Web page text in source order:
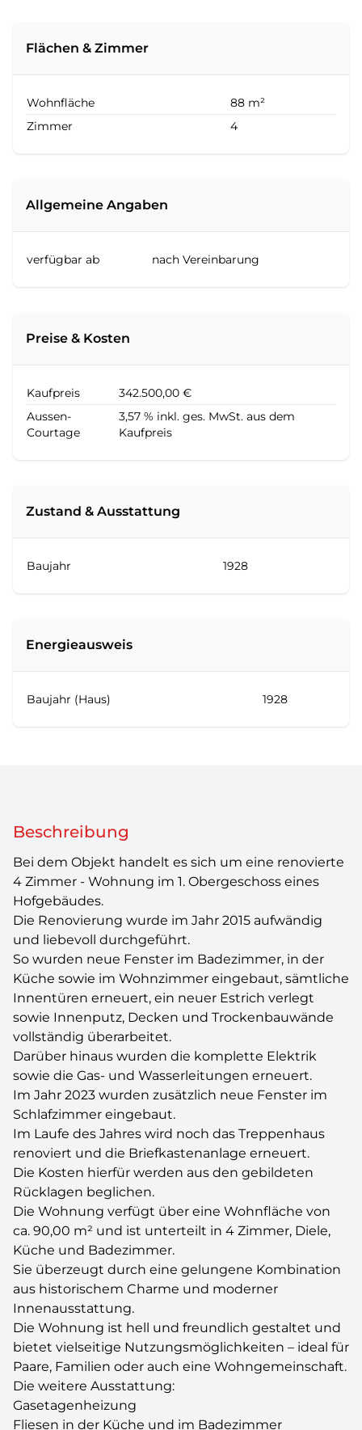
Flächen & Zimmer
Wohnfläche
88 m²
Zimmer
4
Allgemeine Angaben
verfügbar ab nach Vereinbarung
Preise & Kosten
Kaufpreis
342.500,00 €
Aussen-
Courtage
3,57 % inkl. ges. MwSt. aus dem
Kaufpreis
Zustand & Ausstattung
Baujahr 1928
Energieausweis
Baujahr (Haus) 1928
Beschreibung
Bei dem Objekt handelt es sich um eine renovierte
4 Zimmer - Wohnung im 1. Obergeschoss eines
Hofgebäudes.
Die Renovierung wurde im Jahr 2015 aufwändig
und liebevoll durchgeführt.
So wurden neue Fenster im Badezimmer, in der
Küche sowie im Wohnzimmer eingebaut, sämtliche
Innentüren erneuert, ein neuer Estrich verlegt
sowie Innenputz, Decken und Trockenbauwände
vollständig überarbeitet.
Darüber hinaus wurden die komplette Elektrik
sowie die Gas- und Wasserleitungen erneuert.
Im Jahr 2023 wurden zusätzlich neue Fenster im
Schlafzimmer eingebaut.
Im Laufe des Jahres wird noch das Treppenhaus
renoviert und die Briefkastenanlage erneuert.
Die Kosten hierfür werden aus den gebildeten
Rücklagen beglichen.
Die Wohnung verfügt über eine Wohnfläche von
ca. 90,00 m² und ist unterteilt in 4 Zimmer, Diele,
Küche und Badezimmer.
Sie überzeugt durch eine gelungene Kombination
aus historischem Charme und moderner
Innenausstattung.
Die Wohnung ist hell und freundlich gestaltet und
bietet vielseitige Nutzungsmöglichkeiten – ideal für
Paare, Familien oder auch eine Wohngemeinschaft.
Die weitere Ausstattung:
Gasetagenheizung
Fliesen in der Küche und im Badezimmer